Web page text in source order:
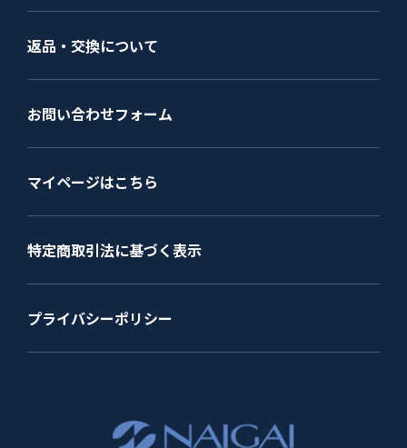
返品・交換について
お問い合わせフォーム
マイページはこちら
特定商取引法に基づく表示
プライバシーポリシー